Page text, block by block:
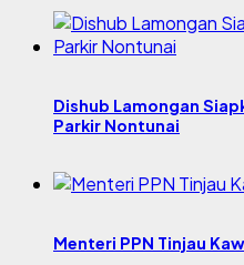
Dishub Lamongan
Parkir Nontunai
Menteri PPN Tinjau